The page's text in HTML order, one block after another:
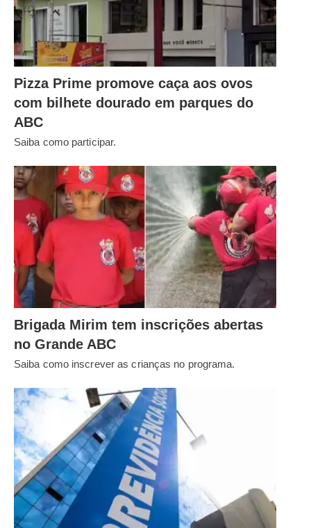
Pizza Prime promove caça aos ovos
com bilhete dourado em parques do
ABC
Saiba como participar.
Brigada Mirim tem inscrições abertas
no Grande ABC
Saiba como inscrever as crianças no programa.